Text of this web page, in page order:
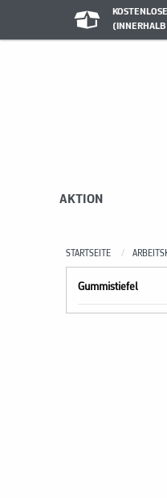
AKTION
STARTSEITE
Gummistiefel